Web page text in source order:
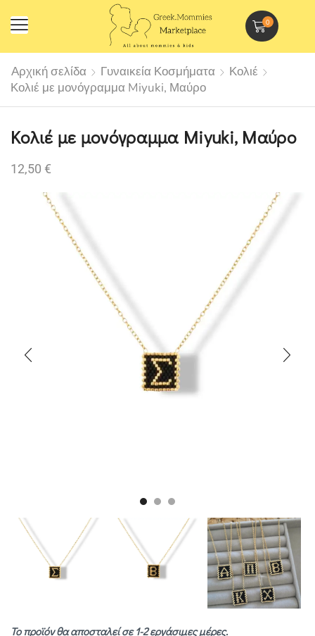
0
Αρχική σελίδα Γυναικεία Κοσμήματα
Κολιέ
Κολιέ με μονόγραμμα Miyuki, Μαύρο
Κολιέ με μονόγραμμα Miyuki, Μαύρο
12,50 €
Το προϊόν θα αποσταλεί σε 1-2 εργάσιμες μέρες.